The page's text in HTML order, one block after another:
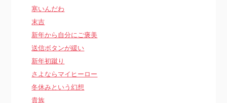
寒いんだわ
末吉
新年から自分にご褒美
送信ボタンが緩い
新年初蹴り
さよならマイヒーロー
冬休みという幻想
貴族